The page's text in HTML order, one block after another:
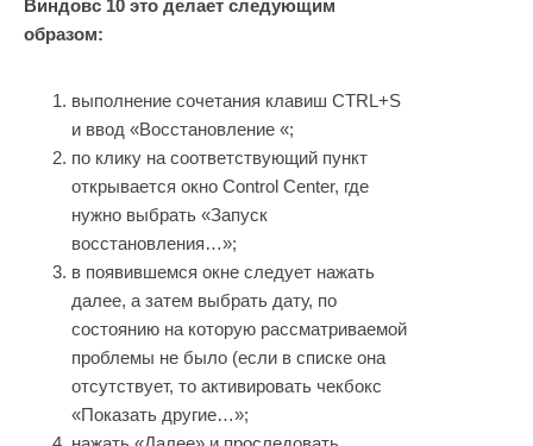
Виндовс 10 это делает следующим
образом:
выполнение сочетания клавиш CTRL+S
и ввод «Восстановление «;
по клику на соответствующий пункт
открывается окно Control Center, где
нужно выбрать «Запуск
восстановления…»;
в появившемся окне следует нажать
далее, а затем выбрать дату, по
состоянию на которую рассматриваемой
проблемы не было (если в списке она
отсутствует, то активировать чекбокс
«Показать другие…»;